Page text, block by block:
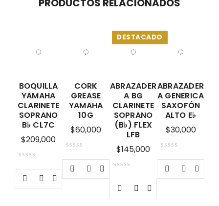
PRODUCTOS RELACIONADOS
BOQUILLA
YAMAHA
CLARINETE
SOPRANO
B♭ CL7C
$209,000
CORK
GREASE
YAMAHA
10G
$60,000
DESTACADO
ABRAZADER
A BG
CLARINETE
SOPRANO
(B♭) FLEX
LFB
$145,000
ABRAZADER
A GENERICA
SAXOFÓN
ALTO E♭
$30,000